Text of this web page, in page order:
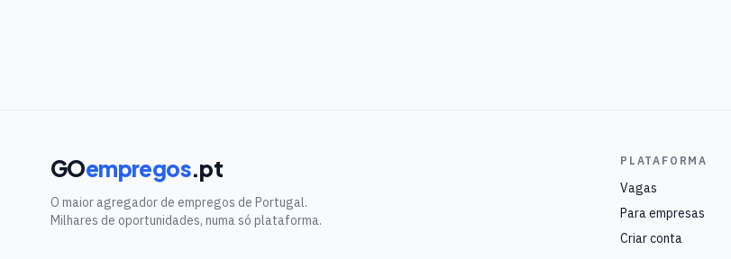
GOempregos.pt
O maior agregador de empregos de Portugal.
Milhares de oportunidades, numa só plataforma.
PLATAFORMA
Vagas
Para empresas
Criar conta